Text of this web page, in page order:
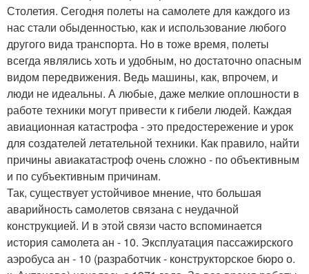
Столетия. Сегодня полеты на самолете для каждого из
нас стали обыденностью, как и использование любого
другого вида транспорта. Но в тоже время, полеты
всегда являлись хоть и удобным, но достаточно опасным
видом передвижения. Ведь машины, как, впрочем, и
люди не идеальны. А любые, даже мелкие оплошности в
работе техники могут привести к гибели людей. Каждая
авиационная катастрофа - это предостережение и урок
для создателей летательной техники. Как правило, найти
причины авиакатастроф очень сложно - по объективным
и по субъективным причинам.
Так, существует устойчивое мнение, что большая
аварийность самолетов связана с неудачной
конструкцией. И в этой связи часто вспоминается
история самолета ан - 10. Эксплуатация пассажирского
аэробуса ан - 10 (разработчик - конструкторское бюро о.